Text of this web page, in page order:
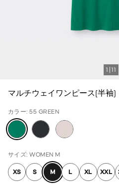
1 11
マルチウェイワンピース(半袖)
カラー: 55 GREEN
サイズ: WOMEN M
XS S M L XL XXL